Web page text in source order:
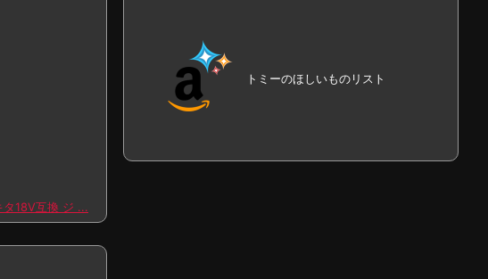
タ18V互換 ジ ...
トミーのほしいものリスト